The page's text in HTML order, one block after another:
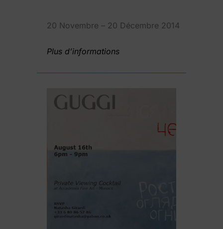
20 Novembre – 20 Décembre 2014
Plus d’informations